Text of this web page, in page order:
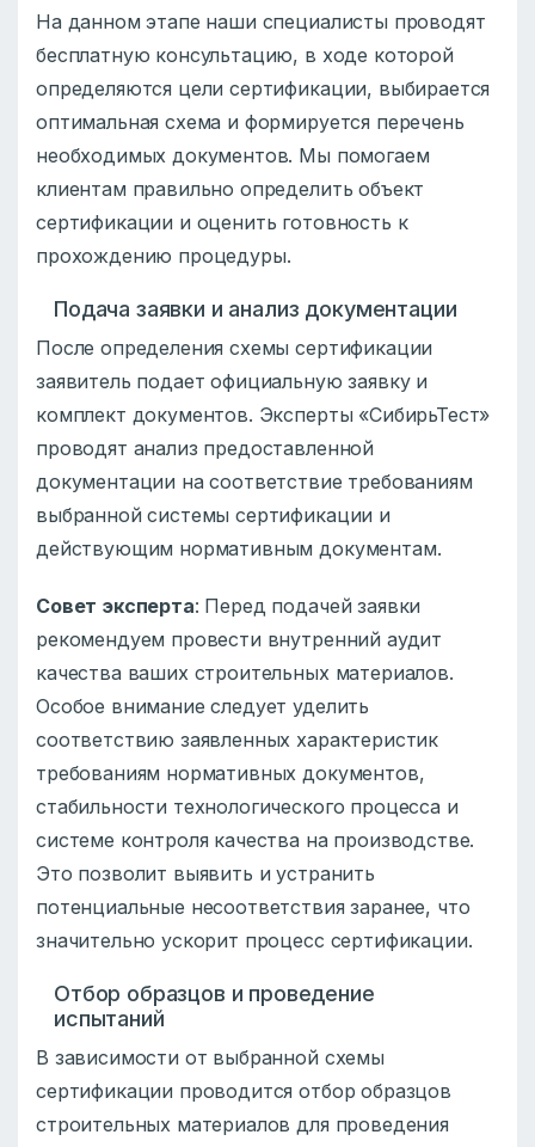
На данном этапе наши специалисты проводят
бесплатную консультацию, в ходе которой
определяются цели сертификации, выбирается
оптимальная схема и формируется перечень
необходимых документов. Мы помогаем
клиентам правильно определить объект
сертификации и оценить готовность к
прохождению процедуры.
Подача заявки и анализ документации
После определения схемы сертификации
заявитель подает официальную заявку и
комплект документов. Эксперты «СибирьТест»
проводят анализ предоставленной
документации на соответствие требованиям
выбранной системы сертификации и
действующим нормативным документам.
Совет эксперта: Перед подачей заявки
рекомендуем провести внутренний аудит
качества ваших строительных материалов.
Особое внимание следует уделить
соответствию заявленных характеристик
требованиям нормативных документов,
стабильности технологического процесса и
системе контроля качества на производстве.
Это позволит выявить и устранить
потенциальные несоответствия заранее, что
значительно ускорит процесс сертификации.
Отбор образцов и проведение
испытаний
В зависимости от выбранной схемы
сертификации проводится отбор образцов
строительных материалов для проведения